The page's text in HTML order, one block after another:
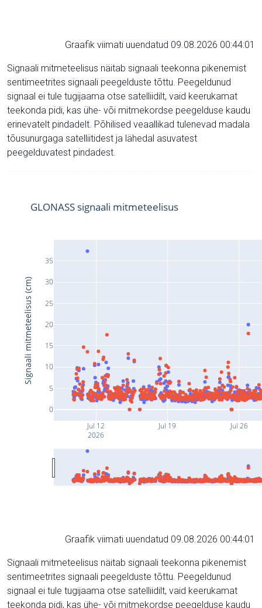
Graafik viimati uuendatud 09.08.2026 00:44:01
Signaali mitmeteelisus näitab signaali teekonna pikenemist
sentimeetrites signaali peegelduste tõttu. Peegeldunud
signaal ei tule tugijaama otse satelliidilt, vaid keerukamat
teekonda pidi, kas ühe- või mitmekordse peegelduse kaudu
erinevatelt pindadelt. Põhilised veaallikad tulenevad madala
tõusunurgaga satelliitidest ja lähedal asuvatest
peegelduvatest pindadest.
Jul 12
2026
Jul 19 Jul 26
0
5
10
15
20
25
30
35
GLONASS signaali mitmeteelisus
Signaali mitmeteelisus (cm)
Graafik viimati uuendatud 09.08.2026 00:44:01
Signaali mitmeteelisus näitab signaali teekonna pikenemist
sentimeetrites signaali peegelduste tõttu. Peegeldunud
signaal ei tule tugijaama otse satelliidilt, vaid keerukamat
teekonda pidi, kas ühe- või mitmekordse peegelduse kaudu